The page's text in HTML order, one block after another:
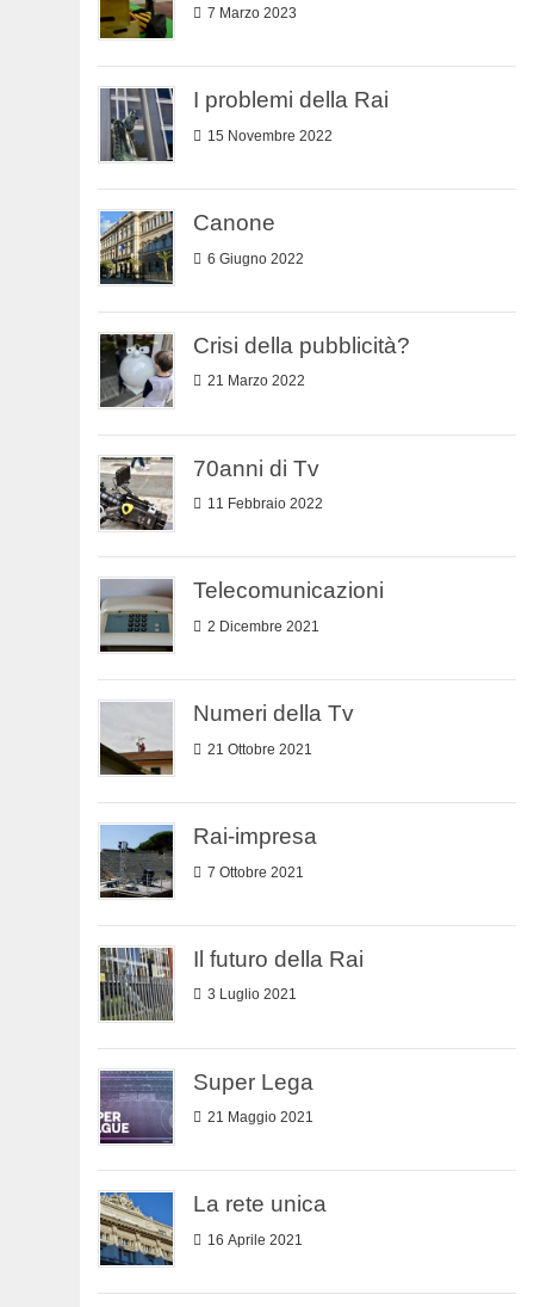
7 Marzo 2023
I problemi della Rai
15 Novembre 2022
Canone
6 Giugno 2022
Crisi della pubblicità?
21 Marzo 2022
70anni di Tv
11 Febbraio 2022
Telecomunicazioni
2 Dicembre 2021
Numeri della Tv
21 Ottobre 2021
Rai-impresa
7 Ottobre 2021
Il futuro della Rai
3 Luglio 2021
Super Lega
21 Maggio 2021
La rete unica
16 Aprile 2021